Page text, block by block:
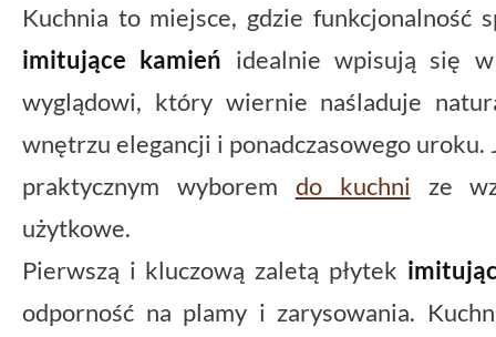
Kuchnia to miejsce, gdzie
imitujące kamień idealnie wpisują się
wyglądowi, który wiernie naśladuje
wnętrzu elegancji i ponadczasowego uroku.
praktycznym wyborem do kuchni ze
użytkowe.
Pierwszą i kluczową zaletą płytek
odporność na plamy i zarysowania.